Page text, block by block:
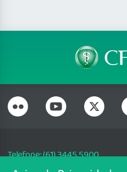
Telefone: (61) 3445 5900
Email: cfm@portalmedico.org.br